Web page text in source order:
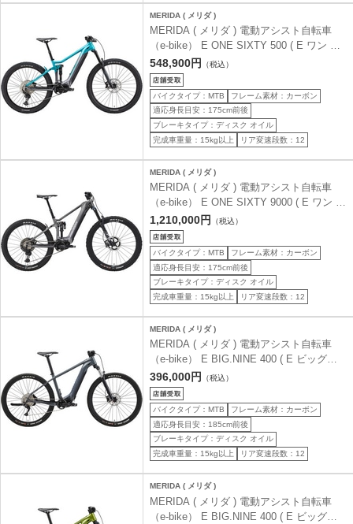
MERIDA ( メリダ )
MERIDA ( メリダ ) 電動アシスト自転車
（e-bike） E ONE SIXTY 500 ( E ワン シ
ックスティ 500 ) メタリックティール/ダー
クシルバー | EBS3 41.5 ( 身長目安175cm
前後 )
548,900円 （税込）
バイクタイプ：MTB
フレーム素材：カーボン
適応身長目安：175cm前後
ブレーキタイプ：ディスク オイル
完成車重量：15kg以上
リア変速段数：12
MERIDA ( メリダ )
MERIDA ( メリダ ) 電動アシスト自転車
（e-bike） E ONE SIXTY 9000 ( E ワン シ
ックスティ 9000 ) ガンメタルグレー(TI-フ
ラッシュ) | ES95 42 ( 身長目安175cm前後
)
1,210,000円 （税込）
バイクタイプ：MTB
フレーム素材：カーボン
適応身長目安：175cm前後
ブレーキタイプ：ディスク オイル
完成車重量：15kg以上
リア変速段数：12
MERIDA ( メリダ )
MERIDA ( メリダ ) 電動アシスト自転車
（e-bike） E BIG.NINE 400 ( E ビッグナ
イン 400 ) クールグレー(マットブラック) |
ES96 43 ( 身長目安185cm前後 )
396,000円 （税込）
バイクタイプ：MTB
フレーム素材：カーボン
適応身長目安：185cm前後
ブレーキタイプ：ディスク オイル
完成車重量：15kg以上
リア変速段数：12
MERIDA ( メリダ )
MERIDA ( メリダ ) 電動アシスト自転車
（e-bike） E BIG.NINE 400 ( E ビッグナ